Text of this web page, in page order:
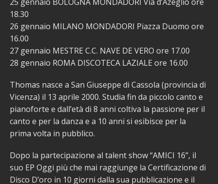
18.30
26 gennaio MILANO MONDADORI Piazza Duomo ore
16.00
27 gennaio MESTRE C.C. NAVE DE VERO ore 17.00
28 gennaio ROMA DISCOTECA LAZIALE ore 16.00
Thomas nasce a San Giuseppe di Cassola (provincia di
Vicenza) il 13 aprile 2000. Studia fin da piccolo canto e
pianoforte e dall’età di 8 anni coltiva la passione per il
canto e per la danza e a 10 anni si esibisce per la
prima volta in pubblico.
Dopo la partecipazione al talent show “AMICI 16”, il
suo EP Oggi più che mai raggiunge la Certificazione di
Disco D’oro in 10 giorni dalla sua pubblicazione e il